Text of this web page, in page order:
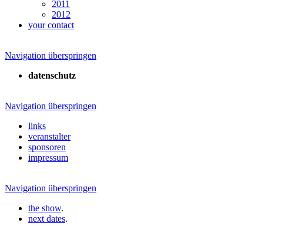
2011
2012
your contact
Navigation überspringen
datenschutz
Navigation überspringen
links
veranstalter
sponsoren
impressum
Navigation überspringen
the show.
next dates.